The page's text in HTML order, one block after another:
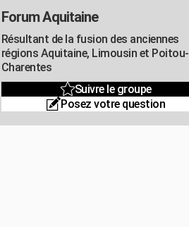
Forum Aquitaine
Résultant de la fusion des anciennes
régions Aquitaine, Limousin et Poitou-
Charentes
Suivre le groupe
Posez votre question